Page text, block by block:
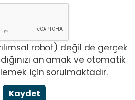
robot) değil de gerçek
anlamak ve otomatik
için sorulmaktadır.
Kaydet